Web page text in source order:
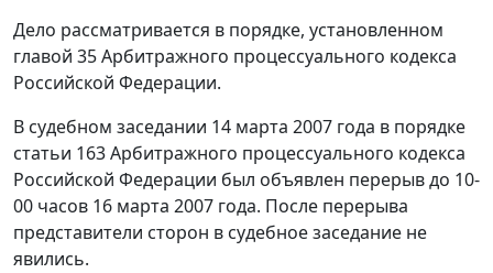
Дело рассматривается в порядке, установленном
главой 35Арбитражного процессуального кодекса
Российской Федерации.
В судебном заседании 14 марта 2007 года в порядке
статьи 163Арбитражного процессуального кодекса
Российской Федерации был объявлен перерыв до 10-
00 часов 16 марта 2007 года. После перерыва
представители сторон в судебное заседание не
явились.